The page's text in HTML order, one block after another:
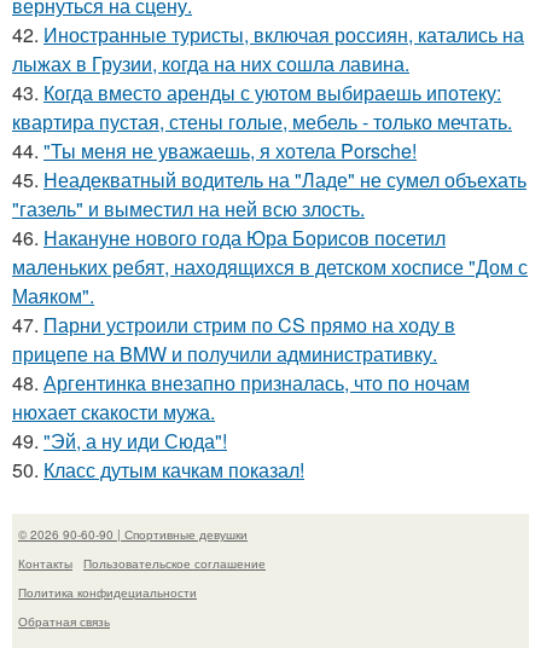
42. Иностранные туристы, включая россиян, катались на
лыжах в Грузии, когда на них сошла лавина.
43. Когда вместо аренды с уютом выбираешь ипотеку:
квартира пустая, стены голые, мебель - только мечтать.
44. "Ты меня не уважаешь, я хотела Porsche!
45. Неадекватный водитель на "Ладе" не сумел объехать
"газель" и выместил на ней всю злость.
46. Накануне нового года Юра Борисов посетил
маленьких ребят, находящихся в детском хосписе "Дом с
Маяком".
47. Парни устроили стрим по CS прямо на ходу в
прицепе на BMW и получили административку.
48. Аргентинка внезапно призналась, что по ночам
нюхает скакости мужа.
49. "Эй, а ну иди Сюда"!
50. Класс дутым качкам показал!
© 2026 90-60-90 | Спортивные девушки
Контакты
Пользовательское соглашение
Политика конфидециальности
Обратная связь